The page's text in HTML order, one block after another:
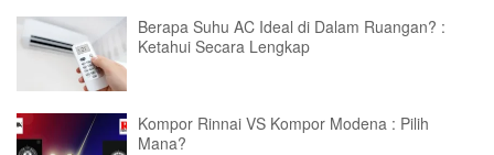
Berapa Suhu AC Ideal di Dalam Ruangan? :
Ketahui Secara Lengkap
Kompor Rinnai VS Kompor Modena : Pilih
Mana?